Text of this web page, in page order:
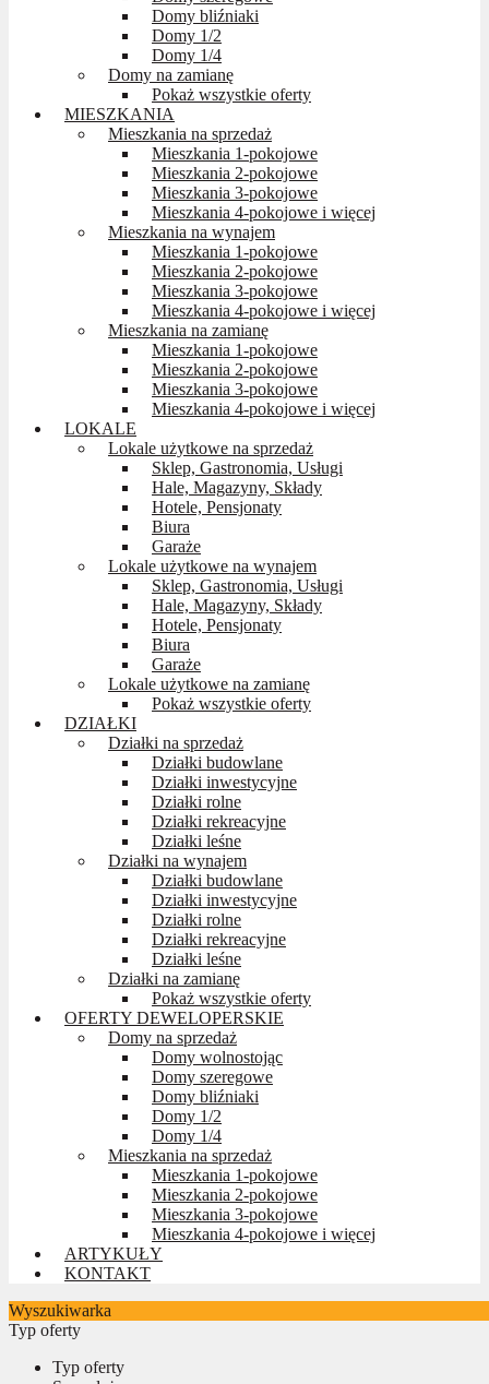
Domy bliźniaki
Domy 1/2
Domy 1/4
Domy na zamianę
Pokaż wszystkie oferty
MIESZKANIA
Mieszkania na sprzedaż
Mieszkania 1-pokojowe
Mieszkania 2-pokojowe
Mieszkania 3-pokojowe
Mieszkania 4-pokojowe i więcej
Mieszkania na wynajem
Mieszkania 1-pokojowe
Mieszkania 2-pokojowe
Mieszkania 3-pokojowe
Mieszkania 4-pokojowe i więcej
Mieszkania na zamianę
Mieszkania 1-pokojowe
Mieszkania 2-pokojowe
Mieszkania 3-pokojowe
Mieszkania 4-pokojowe i więcej
LOKALE
Lokale użytkowe na sprzedaż
Sklep, Gastronomia, Usługi
Hale, Magazyny, Składy
Hotele, Pensjonaty
Biura
Garaże
Lokale użytkowe na wynajem
Sklep, Gastronomia, Usługi
Hale, Magazyny, Składy
Hotele, Pensjonaty
Biura
Garaże
Lokale użytkowe na zamianę
Pokaż wszystkie oferty
DZIAŁKI
Działki na sprzedaż
Działki budowlane
Działki inwestycyjne
Działki rolne
Działki rekreacyjne
Działki leśne
Działki na wynajem
Działki budowlane
Działki inwestycyjne
Działki rolne
Działki rekreacyjne
Działki leśne
Działki na zamianę
Pokaż wszystkie oferty
OFERTY DEWELOPERSKIE
Domy na sprzedaż
Domy wolnostojąc
Domy szeregowe
Domy bliźniaki
Domy 1/2
Domy 1/4
Mieszkania na sprzedaż
Mieszkania 1-pokojowe
Mieszkania 2-pokojowe
Mieszkania 3-pokojowe
Mieszkania 4-pokojowe i więcej
ARTYKUŁY
KONTAKT
Wyszukiwarka
Typ oferty
Typ oferty